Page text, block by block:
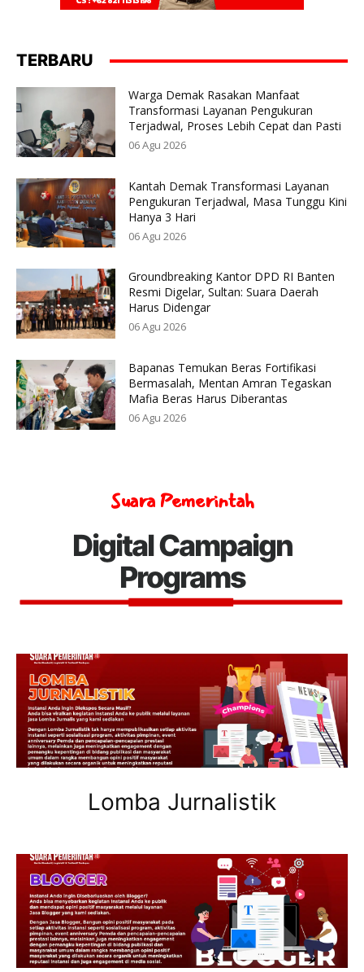
TERBARU
Warga Demak Rasakan Manfaat
Transformasi Layanan Pengukuran
Terjadwal, Proses Lebih Cepat dan Pasti
06 Agu 2026
Kantah Demak Transformasi Layanan
Pengukuran Terjadwal, Masa Tunggu Kini
Hanya 3 Hari
06 Agu 2026
Groundbreaking Kantor DPD RI Banten
Resmi Digelar, Sultan: Suara Daerah
Harus Didengar
06 Agu 2026
Bapanas Temukan Beras Fortifikasi
Bermasalah, Mentan Amran Tegaskan
Mafia Beras Harus Diberantas
06 Agu 2026
Suara Pemerintah
Digital Campaign
Programs
Lomba Jurnalistik